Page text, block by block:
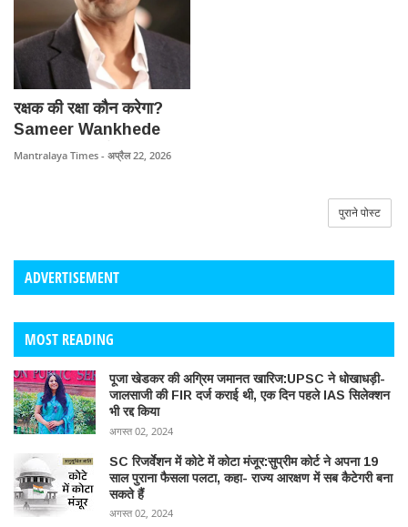
रक्षक की रक्षा कौन करेगा?
Sameer Wankhede
मामला बना राष्ट्रीय बहस —
Mantralaya Times - अप्रैल 22, 2026
पुराने पोस्ट
ADVERTISEMENT
MOST READING
पूजा खेडकर की अग्रिम जमानत खारिज:UPSC ने धोखाधड़ी-
जालसाजी की FIR दर्ज कराई थी, एक दिन पहले IAS सिलेक्शन
भी रद्द किया
अगस्त 02, 2024
SC रिजर्वेशन में कोटे में कोटा मंजूर:सुप्रीम कोर्ट ने अपना 19
साल पुराना फैसला पलटा, कहा- राज्य आरक्षण में सब कैटेगरी बना
सकते हैं
अगस्त 02, 2024